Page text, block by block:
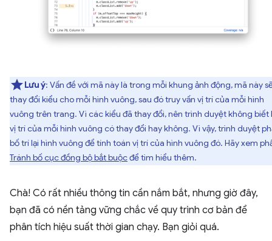
Lưu ý: Vấn đề với mã này là trong mỗi khung ảnh động, mã này
thay đổi kiểu cho mỗi hình vuông, sau đó truy vấn vị trí của mỗi hình
vuông trên trang. Vì các kiểu đã thay đổi, nên trình duyệt không biết
vị trí của mỗi hình vuông có thay đổi hay không. Vì vậy, trình duyệt
bố trí lại hình vuông để tính toán vị trí của hình vuông đó. Hãy xem
Tránh bố cục đồng bộ bắt buộcđể tìm hiểu thêm.
Chà! Có rất nhiều thông tin cần nắm bắt, nhưng giờ đây,
bạn đã có nền tảng vững chắc về quy trình cơ bản để
phân tích hiệu suất thời gian chạy. Bạn giỏi quá.